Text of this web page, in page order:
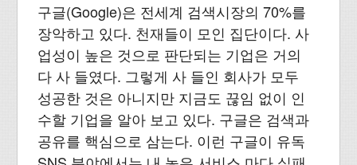
구글(Google)은 전세계 검색시장의 70%를
장악하고 있다. 천재들이 모인 집단이다. 사
업성이 높은 것으로 판단되는 기업은 거의
다 사 들였다. 그렇게 사 들인 회사가 모두
성공한 것은 아니지만 지금도 끊임 없이 인
수할 기업을 알아 보고 있다. 구글은 검색과
공유를 핵심으로 삼는다. 이런 구글이 유독